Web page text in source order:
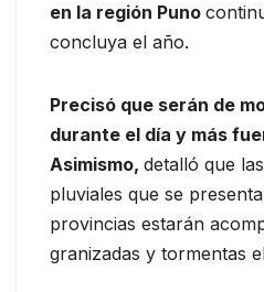
en la región Puno
concluya el año.
Precisó que serán de
durante el día y más
Asimismo, detalló que
pluviales que se
provincias estarán
granizadas y tormentas